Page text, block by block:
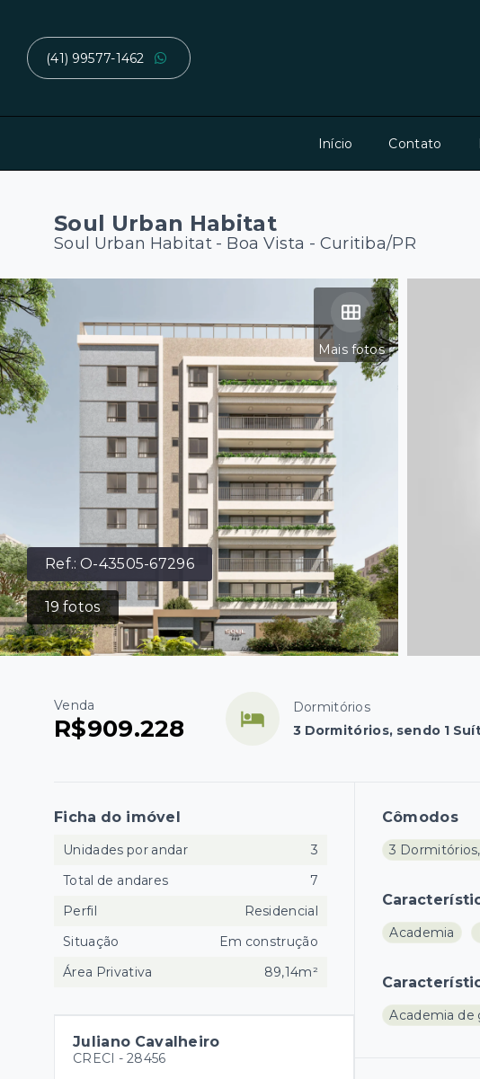
(41) 99577-1462
Início Contato
Soul Urban Habitat
Soul Urban Habitat - Boa Vista - Curitiba/PR
Ref.:O-43505-67296
19 fotos
Mais fotos
Venda
R$909.228
Dormitórios
3 Dormitórios, sendo 1
Cômodos
3
Academia
Academia de
Ficha do imóvel
Unidades por andar
3
Total de andares
7
Perfil
Residencial
Situação
Em construção
Área Privativa
89,14m²
Juliano Cavalheiro
CRECI - 28456